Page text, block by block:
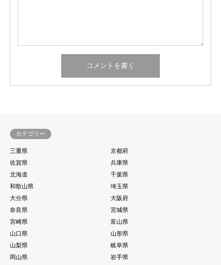
カテゴリー
三重県
京都府
佐賀県
兵庫県
北海道
千葉県
和歌山県
埼玉県
大分県
大阪府
奈良県
宮城県
宮崎県
富山県
山口県
山形県
山梨県
岐阜県
岡山県
岩手県